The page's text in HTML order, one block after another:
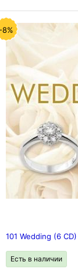
8%
101 Wedding (6 CD)
Есть в наличии